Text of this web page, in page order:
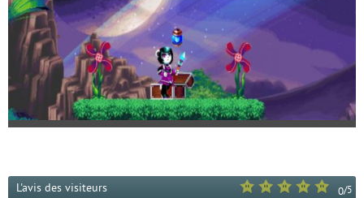
0/5
L'avis des visiteurs